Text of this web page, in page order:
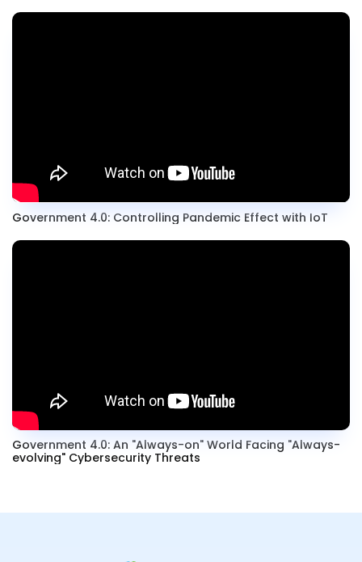
Government 4.0: Controlling Pandemic Effect with IoT
Government 4.0: An "Always-on" World Facing "Always-
evolving" Cybersecurity Threats